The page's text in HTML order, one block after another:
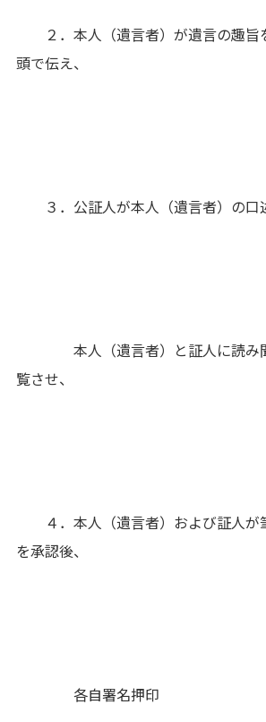
２．本人（遺言者）が遺言の趣旨
頭で伝え、
３．公証人が本人（遺言者）の口
本人（遺言者）と証人に読み聞
覧させ、
４．本人（遺言者）および証人が
を承認後、
各自署名押印